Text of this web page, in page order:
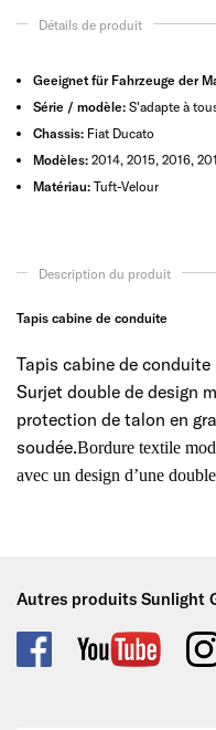
Détails de produit
Geeignet für Fahrzeuge der
Série / modèle: S'adapte à
Chassis: Fiat Ducato
Modèles: 2014, 2015, 2016,
Matériau: Tuft-Velour
Description du produit
Tapis cabine de conduite
Tapis cabine de
Surjet double de design
protection de talon en
soudée.Bordure textile
avec un design d’une
Autres produits Sunlight